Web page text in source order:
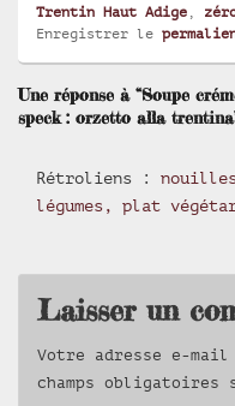
Trentin Haut Adige
Enregistrer le
Une réponse à “Soupe
speck : orzetto alla
Rétroliens :
légumes, plat
Laisser un
Votre adresse e-
champs obligatoires